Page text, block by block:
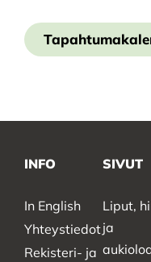
INFO
In English
Yhteystiedot
Rekisteri- ja
SIVUT
Liput,
ja